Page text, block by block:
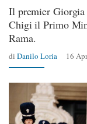
Il premier
Chigi il Primo
Rama.
di Danilo Loria 16